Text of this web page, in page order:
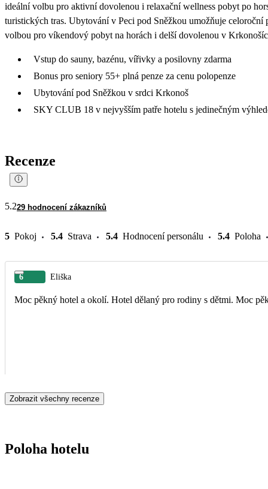
ideální volbu pro aktivní dovolenou i relaxační wellness pobyt po
turistických tras. Ubytování v Peci pod Sněžkou umožňuje
volbou pro víkendový pobyt na horách i delší dovolenou v
Vstup do sauny, bazénu, vířivky a posilovny zdarma
Bonus pro seniory 55+ plná penze za cenu polopenze
Ubytování pod Sněžkou v srdci Krkonoš
SKY CLUB 18 v nejvyšším patře hotelu s jedinečným
Recenze
5.229 hodnocení zákazníků
5 Pokoj 5.4 Strava 5.4 Hodnocení personálu 5.4 Poloha
6 Eliška
Moc pěkný hotel a okolí. Hotel dělaný pro rodiny s dětmi. Moc
Zobrazit všechny recenze
Poloha hotelu